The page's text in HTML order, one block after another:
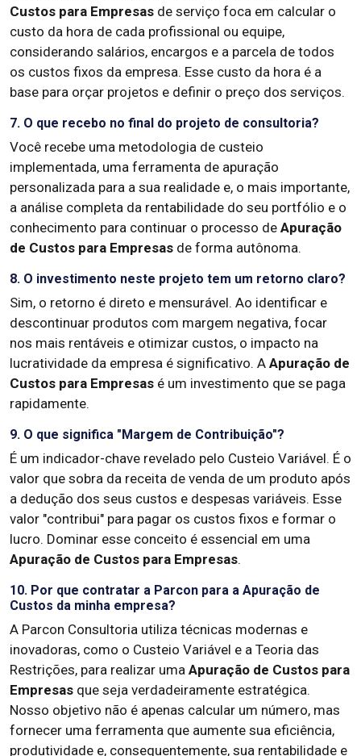
Custos para Empresas de serviço foca em calcular o
custo da hora de cada profissional ou equipe,
considerando salários, encargos e a parcela de todos
os custos fixos da empresa. Esse custo da hora é a
base para orçar projetos e definir o preço dos serviços.
7. O que recebo no final do projeto de consultoria?
Você recebe uma metodologia de custeio
implementada, uma ferramenta de apuração
personalizada para a sua realidade e, o mais importante,
a análise completa da rentabilidade do seu portfólio e o
conhecimento para continuar o processo de Apuração
de Custos para Empresas de forma autônoma.
8. O investimento neste projeto tem um retorno claro?
Sim, o retorno é direto e mensurável. Ao identificar e
descontinuar produtos com margem negativa, focar
nos mais rentáveis e otimizar custos, o impacto na
lucratividade da empresa é significativo. A Apuração de
Custos para Empresas é um investimento que se paga
rapidamente.
9. O que significa "Margem de Contribuição"?
É um indicador-chave revelado pelo Custeio Variável. É o
valor que sobra da receita de venda de um produto após
a dedução dos seus custos e despesas variáveis. Esse
valor "contribui" para pagar os custos fixos e formar o
lucro. Dominar esse conceito é essencial em uma
Apuração de Custos para Empresas.
10. Por que contratar a Parcon para a Apuração de
Custos da minha empresa?
A Parcon Consultoria utiliza técnicas modernas e
inovadoras, como o Custeio Variável e a Teoria das
Restrições, para realizar uma Apuração de Custos para
Empresas que seja verdadeiramente estratégica.
Nosso objetivo não é apenas calcular um número, mas
fornecer uma ferramenta que aumente sua eficiência,
produtividade e, consequentemente, sua rentabilidade e